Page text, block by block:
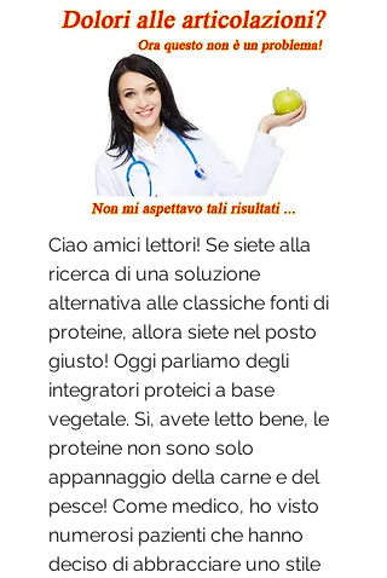
Ciao amici lettori! Se siete alla
ricerca di una soluzione
alternativa alle classiche fonti di
proteine, allora siete nel posto
giusto! Oggi parliamo degli
integratori proteici a base
vegetale. Sì, avete letto bene, le
proteine non sono solo
appannaggio della carne e del
pesce! Come medico, ho visto
numerosi pazienti che hanno
deciso di abbracciare uno stile